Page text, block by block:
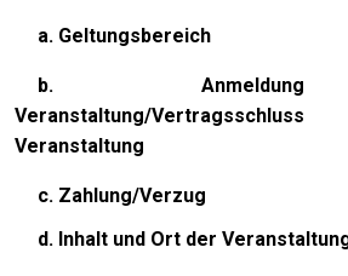
a. Geltungsbereich
b.
Veranstaltung/
Veranstaltung
c. Zahlung/Verzug
d. Inhalt und Ort der